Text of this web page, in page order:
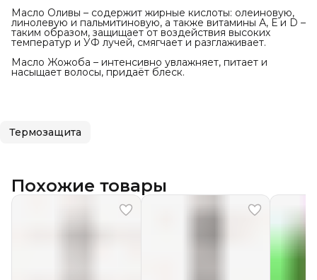
Масло Оливы – содержит жирные кислоты: олеиновую,
линолевую и пальмитиновую, а также витамины А, Е и D –
таким образом, защищает от воздействия высоких
температур и УФ лучей, смягчает и разглаживает.
Масло Жожоба – интенсивно увлажняет, питает и
насыщает волосы, придаёт блеск.
Термозащита
Похожие товары